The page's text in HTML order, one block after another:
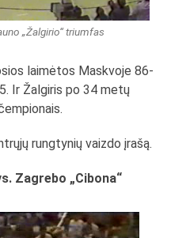
„Žalgirio“ triumfas
laimėtos Maskvoje 86-
Ir Žalgiris po 34 metų
rungtynių vaizdo įrašą.
Zagrebo „Cibona“